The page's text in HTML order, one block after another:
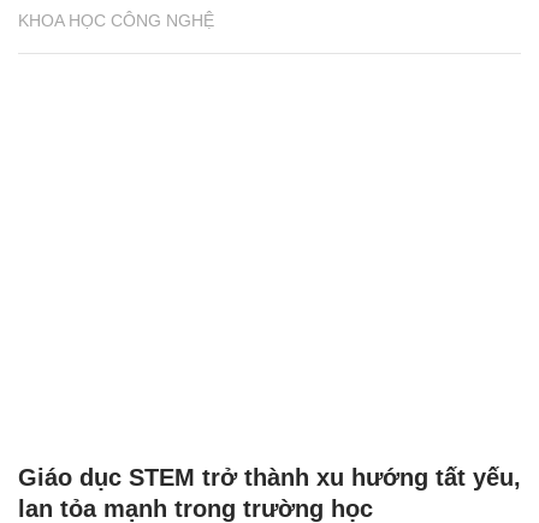
KHOA HỌC CÔNG NGHỆ
Giáo dục STEM trở thành xu hướng tất yếu,
lan tỏa mạnh trong trường học